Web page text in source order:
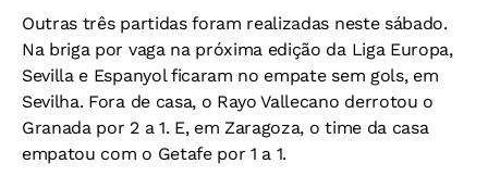
Outras três partidas foram realizadas neste sábado.
Na briga por vaga na próxima edição da Liga Europa,
Sevilla e Espanyol ficaram no empate sem gols, em
Sevilha. Fora de casa, o Rayo Vallecano derrotou o
Granada por 2 a 1. E, em Zaragoza, o time da casa
empatou com o Getafe por 1 a 1.